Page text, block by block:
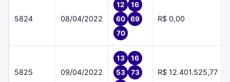
5824 08/04/2022
12
16
60
69
70
R$ 0,00
5825 09/04/2022
13
16
53
73
R$ 12.401.525,77